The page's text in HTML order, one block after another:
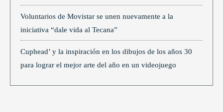
Voluntarios de Movistar se unen nuevamente a la
iniciativa “dale vida al Tecana”
Cuphead’ y la inspiración en los dibujos de los años 30
para lograr el mejor arte del año en un videojuego